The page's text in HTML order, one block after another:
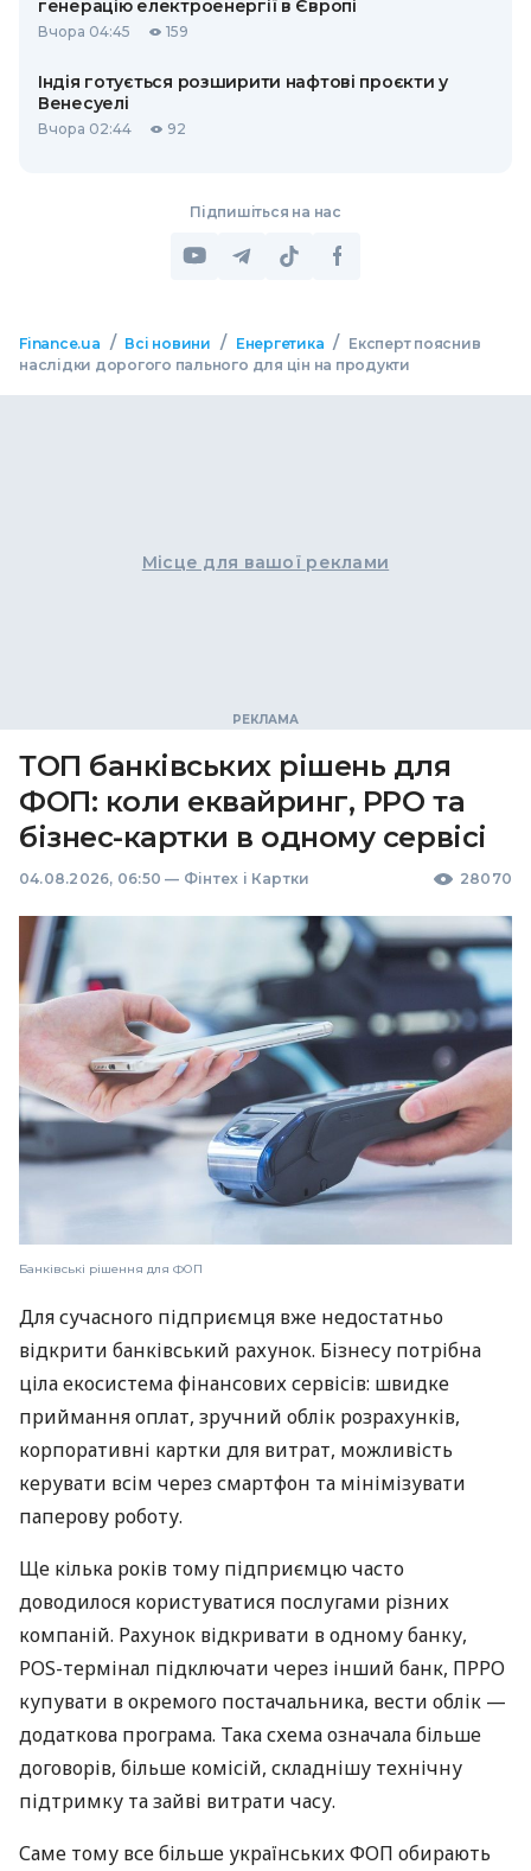
генерацію електроенергії в Європі
Вчора 04:45 159
Індія готується розширити нафтові проєкти у
Венесуелі
Вчора 02:44 92
Підпишіться на нас
Finance.ua / Всі новини / Енергетика / Експерт пояснив
наслідки дорогого пального для цін на продукти
Місце для вашої реклами
ТОП банківських рішень для
ФОП: коли еквайринг, РРО та
бізнес-картки в одному сервісі
04.08.2026, 06:50 — Фінтех і Картки 28070
Банківські рішення для ФОП
Для сучасного підприємця вже недостатньо
відкрити банківський рахунок. Бізнесу потрібна
ціла екосистема фінансових сервісів: швидке
приймання оплат, зручний облік розрахунків,
корпоративні картки для витрат, можливість
керувати всім через смартфон та мінімізувати
паперову роботу.
Ще кілька років тому підприємцю часто
доводилося користуватися послугами різних
компаній. Рахунок відкривати в одному банку,
POS-термінал підключати через інший банк, ПРРО
купувати в окремого постачальника, вести облік —
додаткова програма. Така схема означала більше
договорів, більше комісій, складнішу технічну
підтримку та зайві витрати часу.
Саме тому все більше українських ФОП обирають